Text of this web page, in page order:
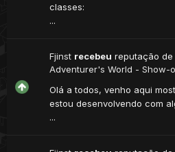
classes:
...
Fjinst recebeu reputação de
Adventurer's World - Show-
Olá a todos, venho aqui
estou desenvolvendo com
...